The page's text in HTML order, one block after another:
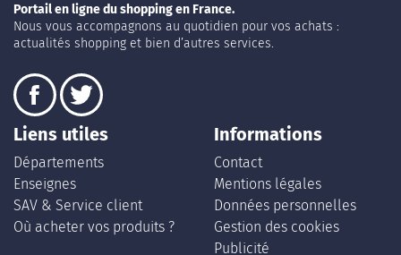
Portail en ligne du shopping en France.
Nous vous accompagnons au quotidien pour vos achats :
actualités shopping et bien d’autres services.
Liens utiles
Départements
Enseignes
SAV & Service client
Où acheter vos produits ?
Informations
Contact
Mentions légales
Données personnelles
Gestion des cookies
Publicité